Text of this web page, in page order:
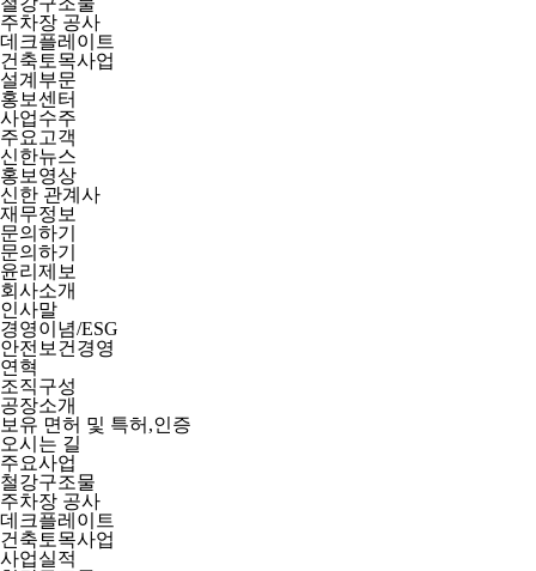
주차장 공사
데크플레이트
건축토목사업
설계부문
홍보센터
사업수주
주요고객
신한뉴스
홍보영상
신한 관계사
재무정보
문의하기
문의하기
윤리제보
회사소개
인사말
경영이념/ESG
안전보건경영
연혁
조직구성
공장소개
보유 면허 및 특허,인증
오시는 길
주요사업
철강구조물
주차장 공사
데크플레이트
건축토목사업
사업실적